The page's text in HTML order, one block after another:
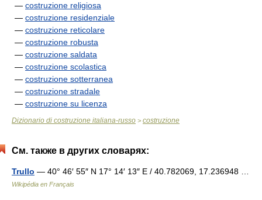
— costruzione religiosa
— costruzione residenziale
— costruzione reticolare
— costruzione robusta
— costruzione saldata
— costruzione scolastica
— costruzione sotterranea
— costruzione stradale
— costruzione su licenza
Dizionario di costruzione italiana-russo > costruzione
См. также в других словарях:
Trullo — 40° 46′ 55″ N 17° 14′ 13″ E / 40.782069, 17.236948 …
Wikipédia en Français